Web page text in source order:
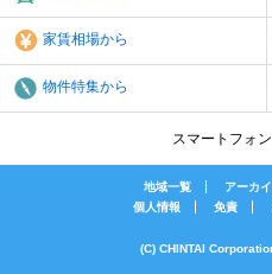
家賃相場から
物件特集から
スマートフォン
地域一覧 アーカ
個人情報
免責
(C) CHINTAI